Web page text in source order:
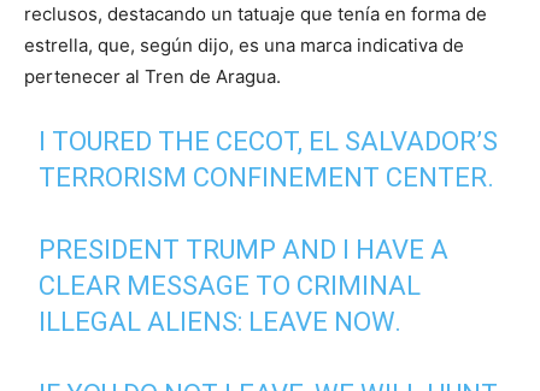
reclusos, destacando un tatuaje que tenía en forma de
estrella, que, según dijo, es una marca indicativa de
pertenecer al Tren de Aragua.
I TOURED THE CECOT, EL SALVADOR’S
TERRORISM CONFINEMENT CENTER.
PRESIDENT TRUMP AND I HAVE A
CLEAR MESSAGE TO CRIMINAL
ILLEGAL ALIENS: LEAVE NOW.